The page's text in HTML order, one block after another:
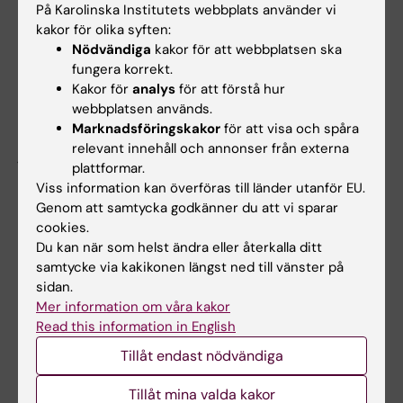
c, som är viktigt för cellens energiproduktion,
peroxidaser, som bryter ned skadlig
väteperoxid och alkoholdehydrogenaser, som
bryter ned etanol.
Hans forskning gav viktig kunskap om hur de
järnatomer som finns i många
oxidationsenxymer bidrar till enzymets
funktion.
Tidigt i sin karriär renframställde Hugo
Theorell också proteinet myoglobin, som är
viktigt för musklernas syresättning, och
förklarade hur det kan föra över syre från
blodet till muskulaturen.
Musiken spelade stor roll
På Karolinska Institutets webbplats använder vi
kakor för olika syften:
Nödvändiga kakor för att webbplatsen ska
fungera korrekt.
Kakor för analys för att förstå hur
webbplatsen används.
Marknadsföringskakor för att visa och spåra
relevant innehåll och annonser från externa
plattformar.
Viss information kan överföras till länder utanför EU.
Genom att samtycka godkänner du att vi sparar
cookies.
Du kan när som helst ändra eller återkalla ditt
samtycke via kakikonen längst ned till vänster på
sidan.
Mer information om våra kakor
Read this information in English
Tillåt endast nödvändiga
Tillåt mina valda kakor